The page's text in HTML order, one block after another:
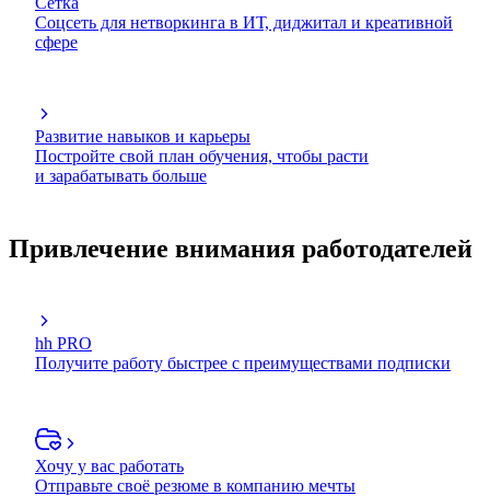
Соцсеть для нетворкинга в ИТ, диджитал и креативной
сфере
Развитие навыков и карьеры
Постройте свой план обучения, чтобы расти
и зарабатывать больше
Привлечение внимания работодателей
hh PRO
Получите работу быстрее с преимуществами подписки
Хочу у вас работать
Отправьте своё резюме в компанию мечты